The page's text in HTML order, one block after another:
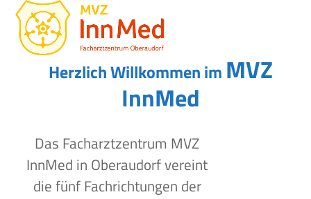
Skip
content
Open
mobile
menu
Close
mobile
menu
Herzlich Willkommen im MVZ
InnMed
Das Facharztzentrum MVZ
InnMed in Oberaudorf vereint
die fünf Fachrichtungen der